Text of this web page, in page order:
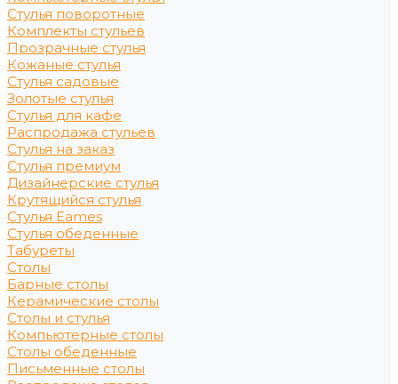
Стулья поворотные
Комплекты стульев
Прозрачные стулья
Кожаные стулья
Стулья садовые
Золотые стулья
Стулья для кафе
Распродажа стульев
Стулья на заказ
Стулья премиум
Дизайнерские стулья
Крутящийся стулья
Стулья Eames
Стулья обеденные
Табуреты
Столы
Барные столы
Керамические столы
Столы и стулья
Компьютерные столы
Столы обеденные
Письменные столы